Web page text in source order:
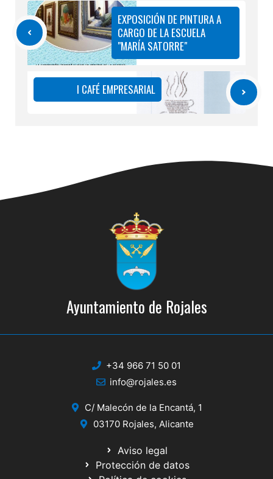
EXPOSICIÓN DE PINTURA A
CARGO DE LA ESCUELA
"MARÍA SATORRE"
I CAFÉ EMPRESARIAL
Ayuntamiento de Rojales
+34 966 71 50 01
info@rojales.es
C/ Malecón de la Encantá, 1
03170 Rojales, Alicante
Aviso legal
Protección de datos